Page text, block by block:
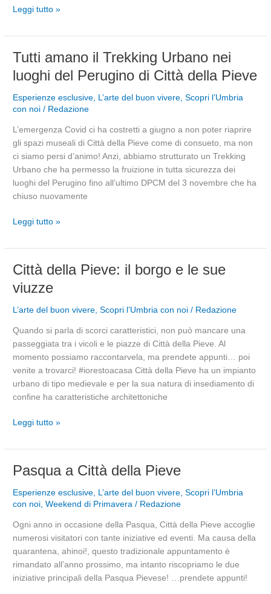
Leggi tutto »
Tutti amano il Trekking Urbano nei
luoghi del Perugino di Città della Pieve
Esperienze esclusive, L’arte del buon vivere,Scopri l’Umbria
con noi / Redazione
L’emergenza Covid ci ha costretti a giugno a non poter riaprire
gli spazi museali di Città della Pieve come di consueto, ma non
ci siamo persi d’animo! Anzi, abbiamo strutturato un Trekking
Urbano che ha permesso la fruizione in tutta sicurezza dei
luoghi del Perugino fino all’ultimo DPCM del 3 novembre che ha
chiuso nuovamente
Tutti
il
Trekking
Urbano
luoghi
del
Perugino
di
Città
della
Leggi tutto »
Città della Pieve: il borgo e le sue
viuzze
L’arte del buon vivere,Scopri l’Umbria con noi / Redazione
Quando si parla di scorci caratteristici, non può mancare una
passeggiata tra i vicoli e le piazze di Città della Pieve. Al
momento possiamo raccontarvela, ma prendete appunti… poi
venite a trovarci! #iorestoacasa Città della Pieve ha un impianto
urbano di tipo medievale e per la sua natura di insediamento di
confine ha caratteristiche architettoniche
Città
Pieve:
il
e
le
sue
viuzze
Leggi tutto »
Pasqua a Città della Pieve
Esperienze esclusive, L’arte del buon vivere,Scopri l’Umbria
con noi,Weekend di Primavera / Redazione
Ogni anno in occasione della Pasqua, Città della Pieve accoglie
numerosi visitatori con tante iniziative ed eventi. Ma causa della
quarantena, ahinoi!, questo tradizionale appuntamento è
rimandato all’anno prossimo, ma intanto riscopriamo le due
iniziative principali della Pasqua Pievese! …prendete appunti!
Pasqua
Città
della
Pieve